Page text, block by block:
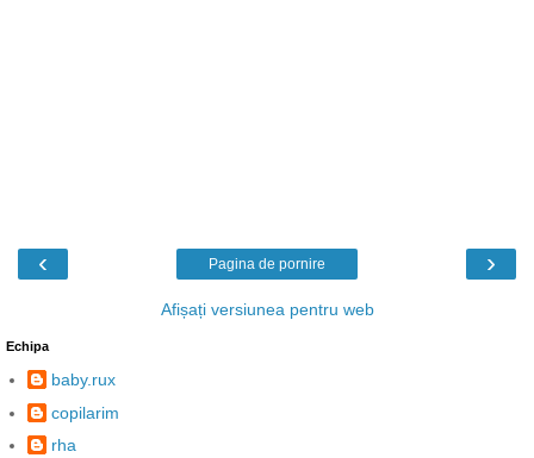
‹ ›
Pagina de pornire
Afișați versiunea pentru web
Echipa
baby.rux
copilarim
rha